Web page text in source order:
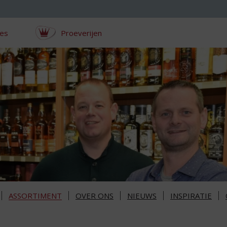
Proeverijen
ASSORTIMENT OVER ONS NIEUWS INSPIRATIE